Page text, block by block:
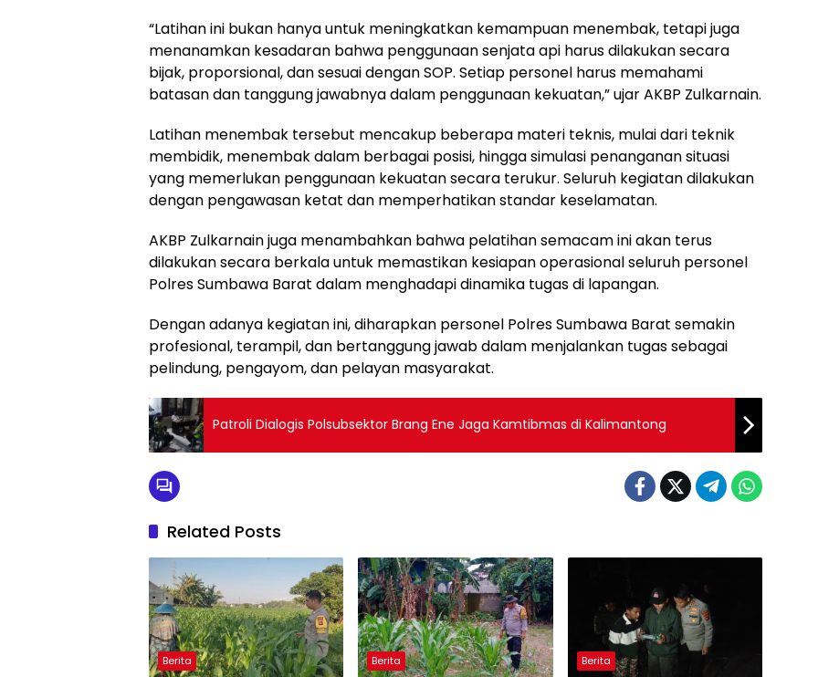
“Latihan ini bukan hanya untuk meningkatkan kemampuan menembak, tetapi juga
menanamkan kesadaran bahwa penggunaan senjata api harus dilakukan secara
bijak, proporsional, dan sesuai dengan SOP. Setiap personel harus memahami
batasan dan tanggung jawabnya dalam penggunaan kekuatan,” ujar AKBP Zulkarnain.
Latihan menembak tersebut mencakup beberapa materi teknis, mulai dari teknik
membidik, menembak dalam berbagai posisi, hingga simulasi penanganan situasi
yang memerlukan penggunaan kekuatan secara terukur. Seluruh kegiatan dilakukan
dengan pengawasan ketat dan memperhatikan standar keselamatan.
AKBP Zulkarnain juga menambahkan bahwa pelatihan semacam ini akan terus
dilakukan secara berkala untuk memastikan kesiapan operasional seluruh personel
Polres Sumbawa Barat dalam menghadapi dinamika tugas di lapangan.
Dengan adanya kegiatan ini, diharapkan personel Polres Sumbawa Barat semakin
profesional, terampil, dan bertanggung jawab dalam menjalankan tugas sebagai
pelindung, pengayom, dan pelayan masyarakat.
Patroli Dialogis Polsubsektor Brang Ene Jaga Kamtibmas di Kalimantong
Related Posts
Berita Berita Berita